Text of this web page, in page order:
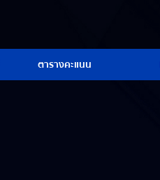
ตารางคะแนน